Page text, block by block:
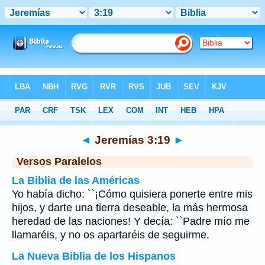
>Jeremías Capítulo 3 > Verso 19
◄ Jeremías 3:19 ►
Versos Paralelos
La Biblia de las Américas
Yo había dicho: ``¡Cómo quisiera ponerte entre mis
hijos, y darte una tierra deseable, la más hermosa
heredad de las naciones! Y decía: ``Padre mío me
llamaréis, y no os apartaréis de seguirme.
La Nueva Biblia de los Hispanos